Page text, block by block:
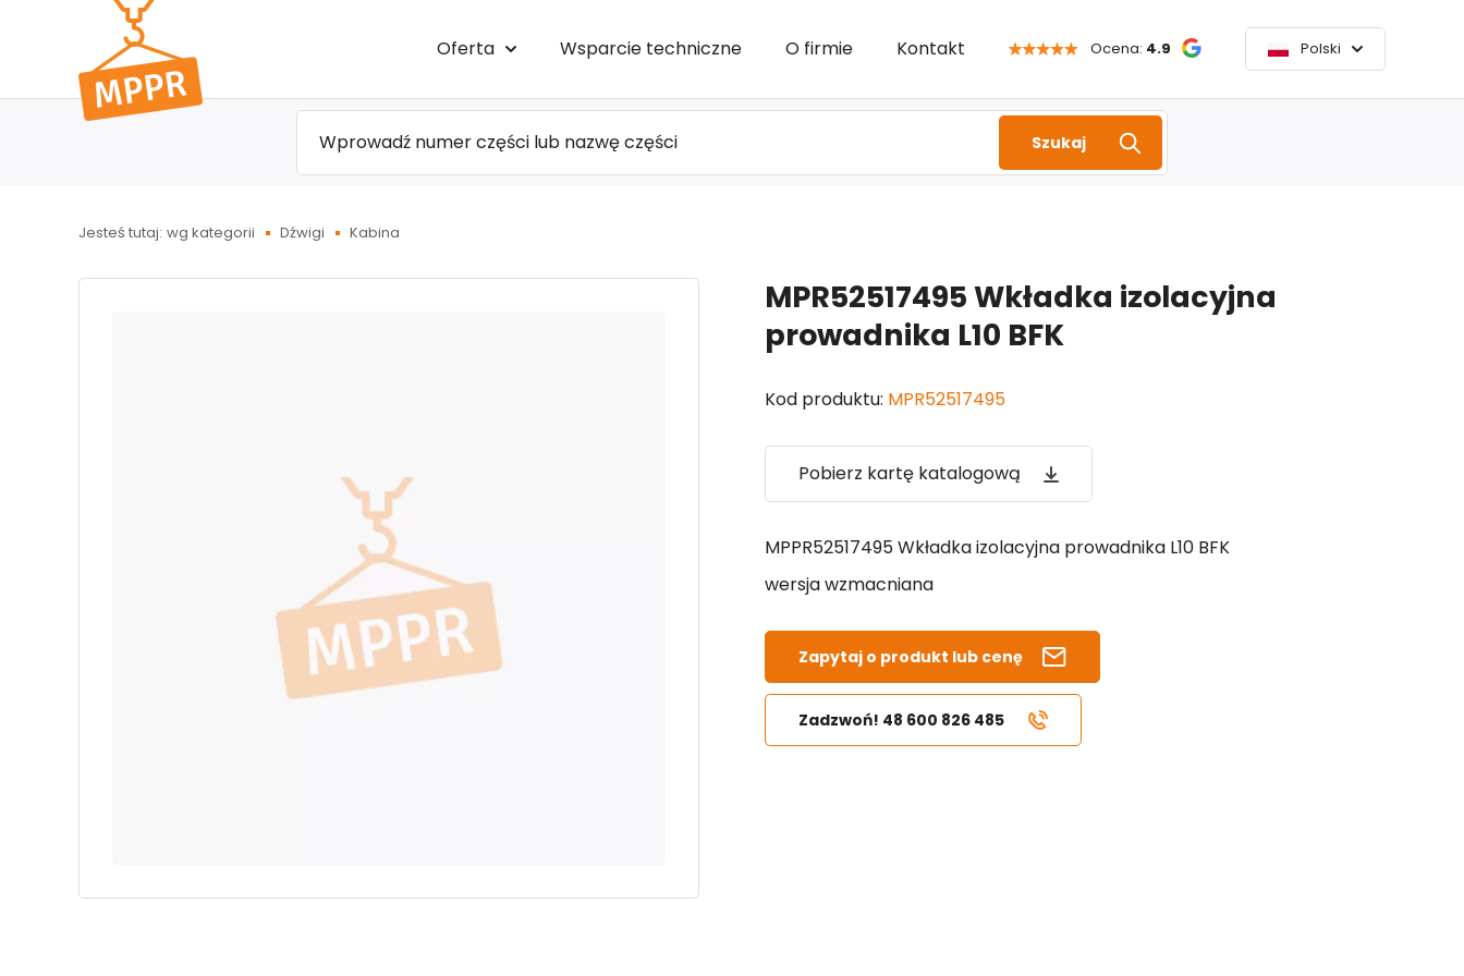
do menu
głównego
Oferta Wsparcie techniczne O firmie Kontakt Ocena: 4.9 Polski
Szukaj
Jesteś tutaj: wg kategorii Dźwigi Kabina
MPR52517495 Wkładka izolacyjna
prowadnika L10 BFK
Kod produktu: MPR52517495
Pobierz kartę katalogową
MPPR52517495 Wkładka izolacyjna prowadnika L10 BFK
wersja wzmacniana
Zapytaj o produkt lub cenę
Zadzwoń! 48 600 826 485